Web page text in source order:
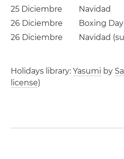
25 Diciembre
Navidad
26 Diciembre
Boxing Day
26 Diciembre
Navidad
Holidays library:Yasumi by
license)